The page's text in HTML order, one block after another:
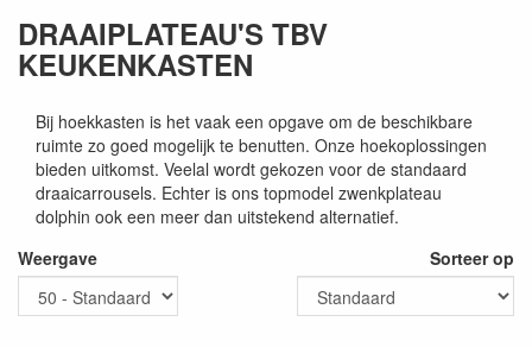
DRAAIPLATEAU'S TBV
KEUKENKASTEN
Bij hoekkasten is het vaak een opgave om de beschikbare
ruimte zo goed mogelijk te benutten. Onze hoekoplossingen
bieden uitkomst. Veelal wordt gekozen voor de standaard
draaicarrousels. Echter is ons topmodel zwenkplateau
dolphin ook een meer dan uitstekend alternatief.
Weergave
Sorteer op